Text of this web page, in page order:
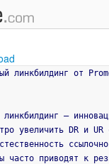
линкбилдинг от
линкбилдинг –
увеличить DR и
часто приводят к